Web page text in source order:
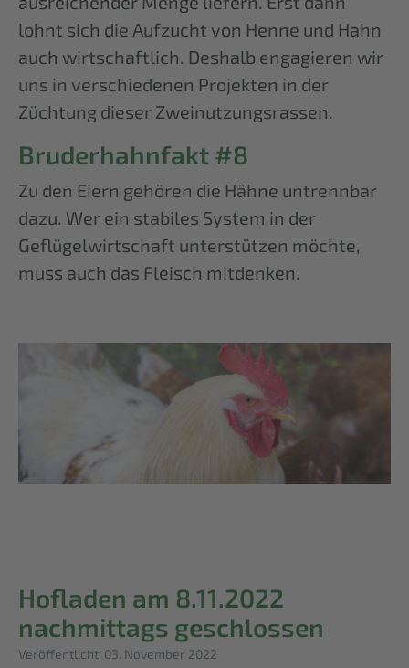
lohnt sich die Aufzucht von Henne und Hahn
auch wirtschaftlich. Deshalb engagieren wir
uns in verschiedenen Projekten in der
Züchtung dieser Zweinutzungsrassen.
Bruderhahnfakt #8
Zu den Eiern gehören die Hähne untrennbar
dazu. Wer ein stabiles System in der
Geflügelwirtschaft unterstützen möchte,
muss auch das Fleisch mitdenken.
Hofladen am 8.11.2022
nachmittags geschlossen
Details
Veröffentlicht: 03. November 2022